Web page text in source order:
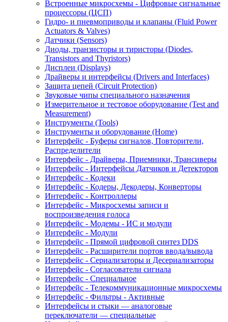
Встроенные микросхемы - Цифровые сигнальные
процессоры (ЦСП)
Гидро- и пневмоприводы и клапаны (Fluid Power
Actuators & Valves)
Датчики (Sensors)
Диоды, транзисторы и тиристоры (Diodes,
Transistors and Thyristors)
Дисплеи (Displays)
Драйверы и интерфейсы (Drivers and Interfaces)
Защита цепей (Circuit Protection)
Звуковые чипы специального назначения
Измерительное и тестовое оборудование (Test and
Measurement)
Инструменты (Tools)
Инструменты и оборудование (Home)
Интерфейс - Буферы сигналов, Повторители,
Распределители
Интерфейс - Драйверы, Приемники, Трансиверы
Интерфейс - Интерфейсы Датчиков и Детекторов
Интерфейс - Кодеки
Интерфейс - Кодеры, Декодеры, Конверторы
Интерфейс - Контроллеры
Интерфейс - Микросхемы записи и
воспроизведения голоса
Интерфейс - Модемы - ИС и модули
Интерфейс - Модули
Интерфейс - Прямой цифровой синтез DDS
Интерфейс - Расширители портов ввода/вывода
Интерфейс - Сериализаторы и Десериализаторы
Интерфейс - Согласователи сигнала
Интерфейс - Специальное
Интерфейс - Телекоммуникационные микросхемы
Интерфейс - Фильтры - Активные
Интерфейсы и стыки — аналоговые
переключатели — специальные